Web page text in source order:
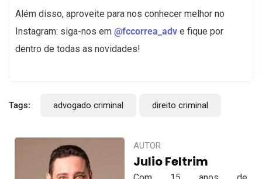
Além disso, aproveite para nos conhecer melhor no
Instagram: siga-nos em @fccorrea_adv e fique por
dentro de todas as novidades!
Tags: advogado criminal direito criminal
AUTOR
Julio Feltrim